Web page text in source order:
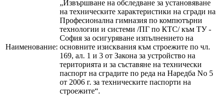
Наименование:
„Извършване на обследване за установяване
на техническите характеристики на сгради на
Професионална гимназия по компютърни
технологии и системи /ПГ по КТС/ към ТУ -
София за осигуряване изпълнението на
основните изисквания към строежите по чл.
169, ал. 1 и 3 от Закона за устройство на
територията и за съставяне на технически
паспорт на сградите по реда на Наредба No 5
от 2006 г. за техническите паспорти на
строежите“.